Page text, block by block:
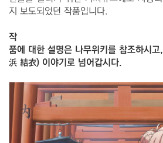
지 보도되었던 작품입니다.
작
품에 대한 설명은 나무위키를 참조하시
浜 結衣) 이야기로 넘어갑시다.